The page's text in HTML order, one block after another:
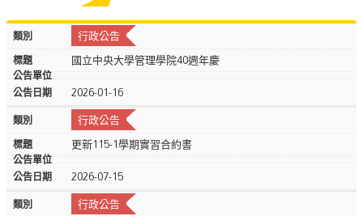
行政公告
國立中央大學管理學院40週年慶
2026-01-16
行政公告
更新115-1學期實習合約書
2026-07-15
行政公告